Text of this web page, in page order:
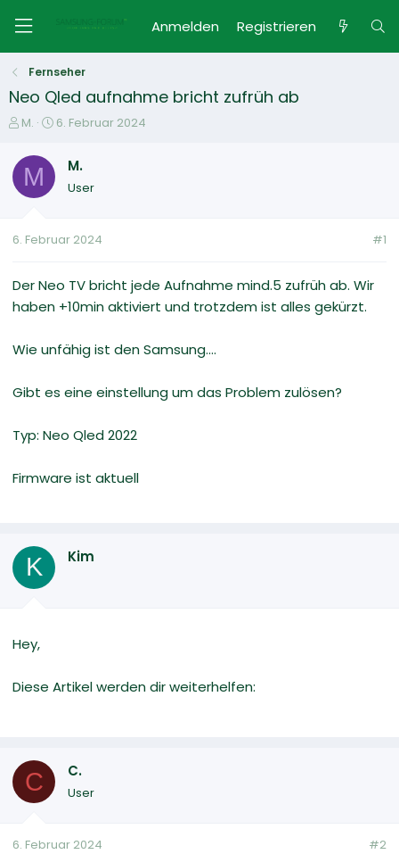
Anmelden Registrieren
Fernseher
Neo Qled aufnahme bricht zufrüh ab
E
s
e
e
M.
E
t
m
6. Februar 2024
M M.
User
6. Februar 2024 #1
Der Neo TV bricht jede Aufnahme mind.5 zufrüh ab. Wir
haben +10min aktiviert und trotzdem ist alles gekürzt.
Wie unfähig ist den Samsung....
Gibt es eine einstellung um das Problem zulösen?
Typ: Neo Qled 2022
Firmware ist aktuell
K Kim
Hey,
Diese Artikel werden dir weiterhelfen:
C C.
User
6. Februar 2024 #2